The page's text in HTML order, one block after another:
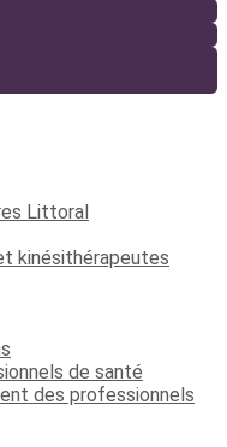
Littoral
kinésithérapeutes
de santé
des professionnels